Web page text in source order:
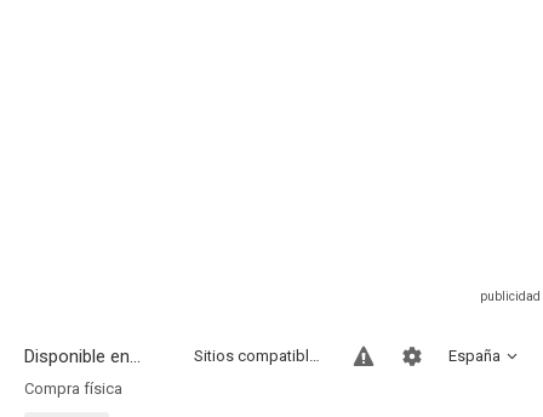
Disponible en... España
Sitios compatibles
Compra física